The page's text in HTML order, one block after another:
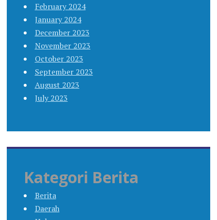
February 2024
January 2024
December 2023
November 2023
October 2023
September 2023
August 2023
July 2023
Kategori Berita
Berita
Daerah